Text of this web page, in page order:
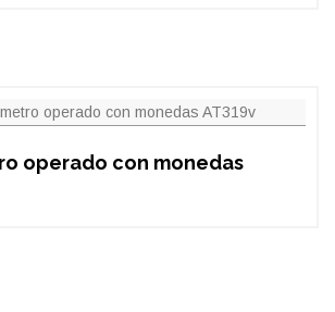
operado con monedas